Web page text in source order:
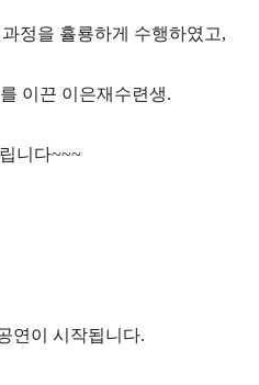
정을 휼룡하게 수행하였고,
이끈 이은재수련생.
니다~~~
연이 시작됩니다.